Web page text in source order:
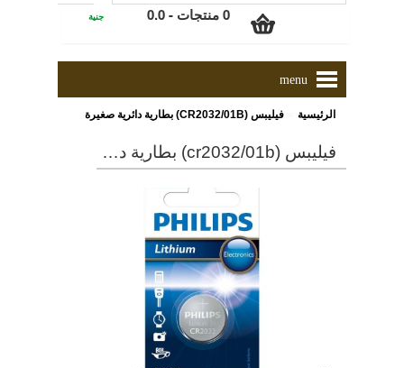
0 منتجات - 0.0 جنية
menu
الرئيسية فيليبس (CR2032/01B) بطارية دائرية صغيرة
فيليبس (cr2032/01b) بطارية دائرية صغيرة